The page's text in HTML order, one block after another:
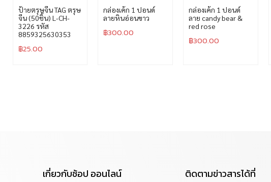
ป้ายตรุษจีน TAG ตรุษ
จีน (50ชิ้น) L-CH-
3226 รหัส
8859325630353
฿25.00
กล่องเค้ก 1 ปอนด์
ลายหินอ่อนขาว
฿300.00
กล่องเค้ก 1 ปอนด์
ลาย candy bear &
red rose
฿300.00
เกี่ยวกับช้อป ออนไลน์ ติดตามข่าวสารได้ที่